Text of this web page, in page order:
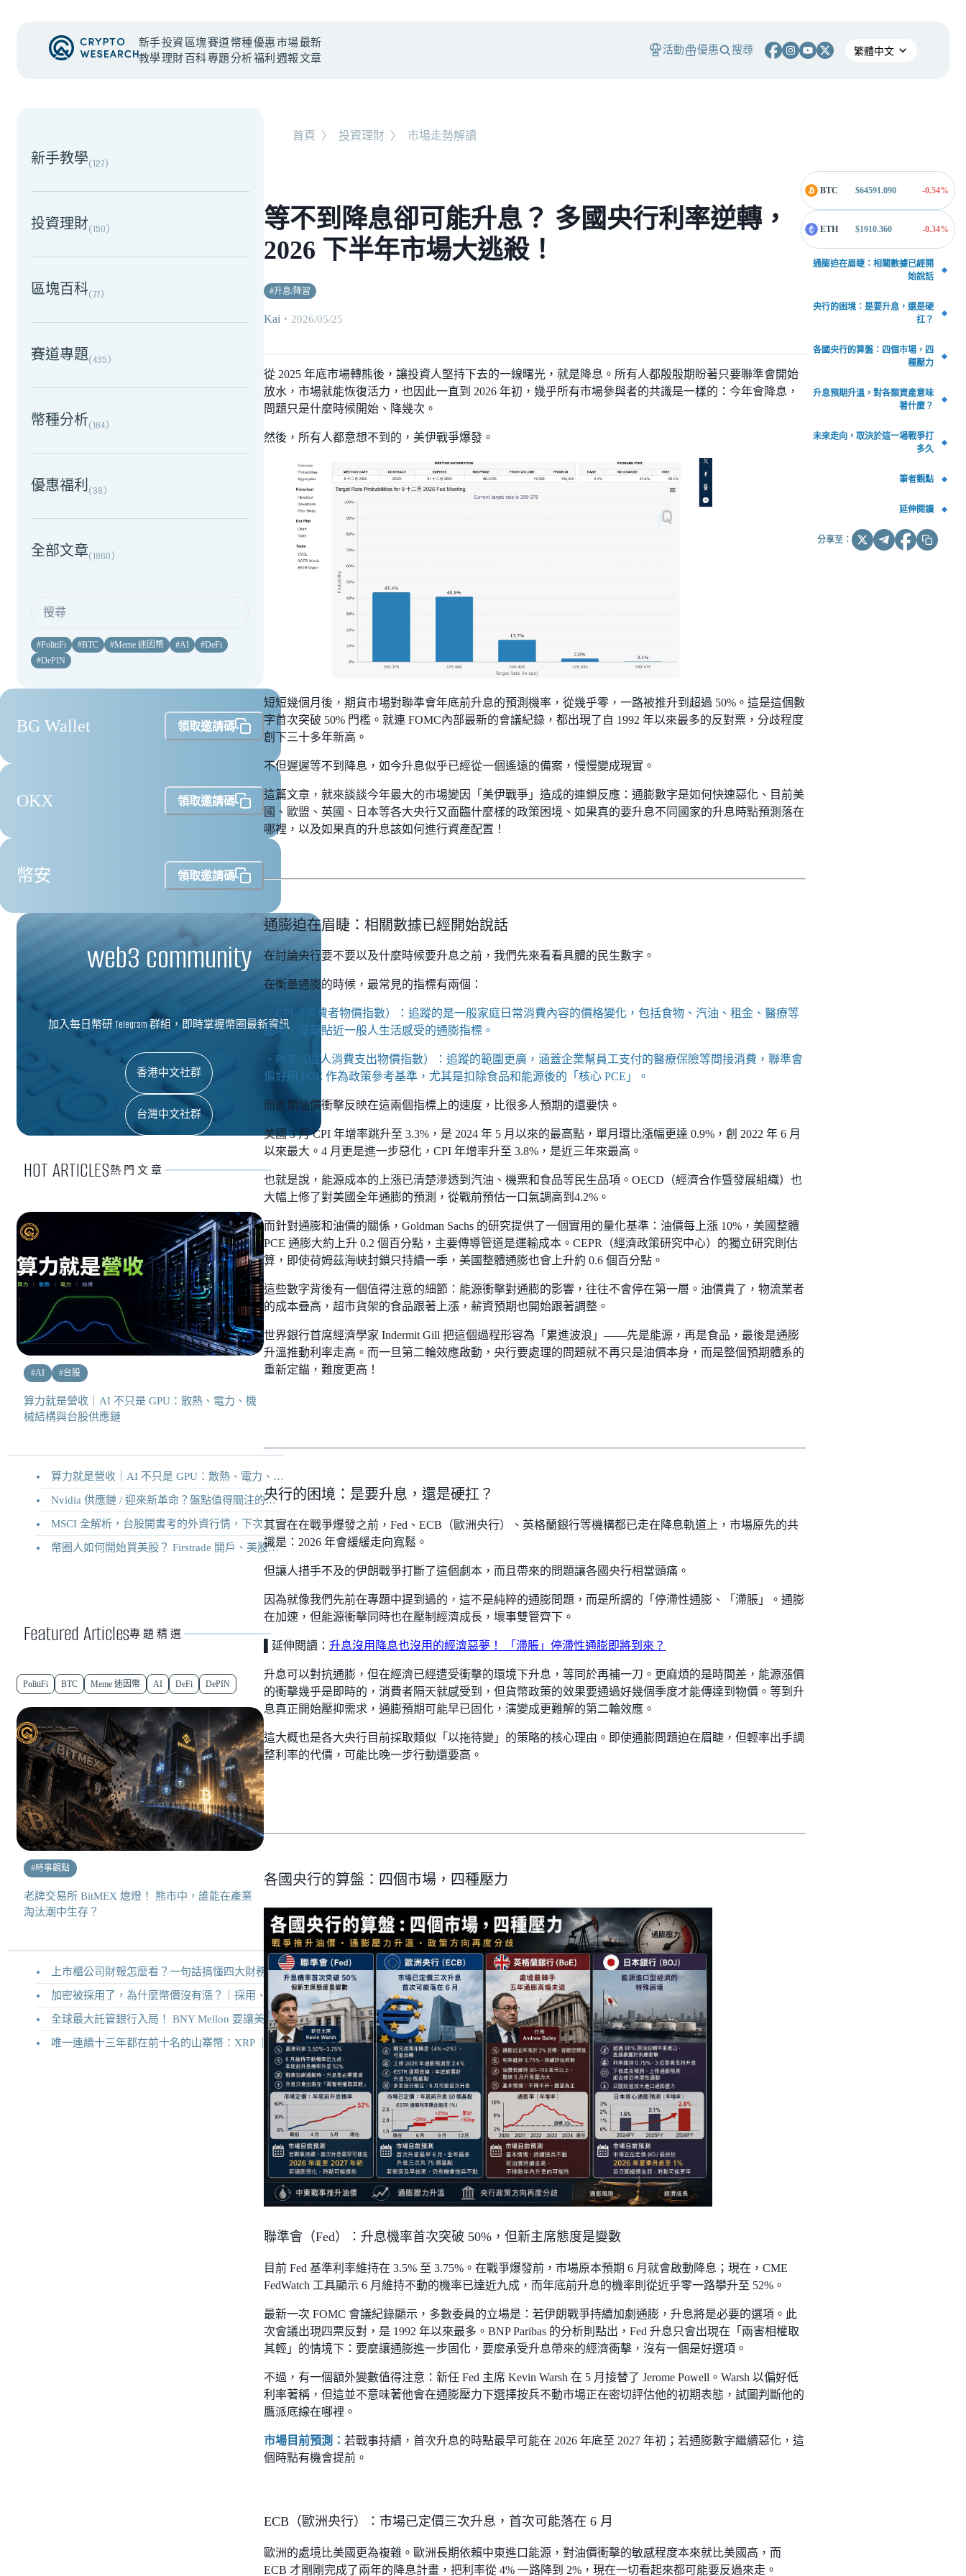
新手
教學
投資
理財
區塊
百科
賽道
專題
幣種
分析
優惠
福利
市場
週報
最新
文章
活動 優惠 搜尋
NEW EVENT
新手教學(127)
投資理財(150)
區塊百科(77)
賽道專題(435)
幣種分析(164)
優惠福利(38)
全部文章(1860)
#PolitiFi #BTC #Meme 迷因幣 #AI #DeFi
#DePIN
BG Wallet 領取邀請碼
OKX 領取邀請碼
幣安 領取邀請碼
web3 community
加入每日幣研 Telegram 群組，即時掌握幣圈最新資訊
香港中文社群
台灣中文社群
HOT ARTICLES熱門文章
#AI #台股
算力就是營收｜AI 不只是 GPU：散熱、電力、機
械結構與台股供應鏈
算力就是營收｜AI 不只是 GPU：散熱、電力、機械結構與台股供應鏈
Nvidia 供應鏈 / 迎來新革命？盤點值得關注的二十家供應鏈企業
MSCI 全解析，台股開書考的外資行情，下次調整你準備好了嗎？
幣圈人如何開始買美股？ Firstrade 開戶、美股交易機制完整教學
Featured Articles專題精選
PolitiFi BTC Meme 迷因幣 AI DeFi DePIN
#時事觀點
老牌交易所 BitMEX 熄燈！ 熊市中，誰能在產業
淘汰潮中生存？
上市櫃公司財報怎麼看？一句話搞懂四大財務報表
加密被採用了，為什麼幣價沒有漲？｜採用、收入與代幣價值捕獲
全球最大託管銀行入局！ BNY Mellon 要讓美債交易 24/7 不打烊
唯一連續十三年都在前十名的山寨幣：XRP ｜Ripple 2026 介紹
首頁 〉 投資理財 〉 市場走勢解讀
等不到降息卻可能升息？ 多國央行利率逆轉，
2026 下半年市場大逃殺！
#升息/降習
Kai ・ 2026/05/25
從 2025 年底市場轉熊後，讓投資人堅持下去的一線曙光，就是降息。所有人都殷殷期盼著只要聯準會開始
放水，市場就能恢復活力，也因此一直到 2026 年初，幾乎所有市場參與者的共識是一樣的：今年會降息，
問題只是什麼時候開始、降幾次。
然後，所有人都意想不到的，美伊戰爭爆發。
短短幾個月後，期貨市場對聯準會年底前升息的預測機率，從幾乎零，一路被推升到超過 50%。這是這個數
字首次突破 50% 門檻。就連 FOMC內部最新的會議紀錄，都出現了自 1992 年以來最多的反對票，分歧程度
創下三十多年新高。
不但遲遲等不到降息，如今升息似乎已經從一個遙遠的備案，慢慢變成現實。
這篇文章，就來談談今年最大的市場變因「美伊戰爭」造成的連鎖反應：通膨數字是如何快速惡化、目前美
國、歐盟、英國、日本等各大央行又面臨什麼樣的政策困境、如果真的要升息不同國家的升息時點預測落在
哪裡，以及如果真的升息該如何進行資產配置！
通膨迫在眉睫：相關數據已經開始說話
在討論央行要不要以及什麼時候要升息之前，我們先來看看具體的民生數字。
在衡量通膨的時候，最常見的指標有兩個：
・CPI（消費者物價指數）：追蹤的是一般家庭日常消費內容的價格變化，包括食物、汽油、租金、醫療等
品項，是最貼近一般人生活感受的通膨指標。
・PCE（個人消費支出物價指數）：追蹤的範圍更廣，涵蓋企業幫員工支付的醫療保險等間接消費，聯準會
偏好用 PCE 作為政策參考基準，尤其是扣除食品和能源後的「核心 PCE」。
而近期油價衝擊反映在這兩個指標上的速度，比很多人預期的還要快。
美國 3 月 CPI 年增率跳升至 3.3%，是 2024 年 5 月以來的最高點，單月環比漲幅更達 0.9%，創 2022 年 6 月
以來最大。4 月更是進一步惡化，CPI 年增率升至 3.8%，是近三年來最高。
也就是說，能源成本的上漲已清楚滲透到汽油、機票和食品等民生品項。OECD（經濟合作暨發展組織）也
大幅上修了對美國全年通膨的預測，從戰前預估一口氣調高到4.2%。
而針對通膨和油價的關係，Goldman Sachs 的研究提供了一個實用的量化基準：油價每上漲 10%，美國整體
PCE 通膨大約上升 0.2 個百分點，主要傳導管道是運輸成本。CEPR（經濟政策研究中心）的獨立研究則估
算，即使荷姆茲海峽封鎖只持續一季，美國整體通膨也會上升約 0.6 個百分點。
這些數字背後有一個值得注意的細節：能源衝擊對通膨的影響，往往不會停在第一層。油價貴了，物流業者
的成本疊高，超市貨架的食品跟著上漲，薪資預期也開始跟著調整。
世界銀行首席經濟學家 Indermit Gill 把這個過程形容為「累進波浪」——先是能源，再是食品，最後是通膨
升溫推動利率走高。而一旦第二輪效應啟動，央行要處理的問題就不再只是油價本身，而是整個預期體系的
重新定錨，難度更高！
央行的困境：是要升息，還是硬扛？
其實在在戰爭爆發之前，Fed、ECB（歐洲央行）、英格蘭銀行等機構都已走在降息軌道上，市場原先的共
識是：2026 年會緩緩走向寬鬆。
但讓人措手不及的伊朗戰爭打斷了這個劇本，而且帶來的問題讓各國央行相當頭痛。
因為就像我們先前在專題中提到過的，這不是純粹的通膨問題，而是所謂的「停滯性通膨、「滯脹」。通膨
在加速，但能源衝擊同時也在壓制經濟成長，壞事雙管齊下。
▌延伸閱讀： 升息沒用降息也沒用的經濟惡夢！ 「滯脹」停滯性通膨即將到來？
升息可以對抗通膨，但在經濟已經遭受衝擊的環境下升息，等同於再補一刀。更麻煩的是時間差，能源漲價
的衝擊幾乎是即時的，消費者隔天就感受到，但貨幣政策的效果要通過好幾個季度才能傳達到物價。等到升
息真正開始壓抑需求，通膨預期可能早已固化，演變成更難解的第二輪效應。
這大概也是各大央行目前採取類似「以拖待變」的策略的核心理由。即使通膨問題迫在眉睫，但輕率出手調
整利率的代價，可能比晚一步行動還要高。
各國央行的算盤：四個市場，四種壓力
聯準會（Fed）：升息機率首次突破 50%，但新主席態度是變數
目前 Fed 基準利率維持在 3.5% 至 3.75%。在戰爭爆發前，市場原本預期 6 月就會啟動降息；現在，CME
FedWatch 工具顯示 6 月維持不動的機率已達近九成，而年底前升息的機率則從近乎零一路攀升至 52%。
最新一次 FOMC 會議紀錄顯示，多數委員的立場是：若伊朗戰爭持續加劇通膨，升息將是必要的選項。此
次會議出現四票反對，是 1992 年以來最多。BNP Paribas 的分析則點出，Fed 升息只會出現在「兩害相權取
其輕」的情境下：要麼讓通膨進一步固化，要麼承受升息帶來的經濟衝擊，沒有一個是好選項。
不過，有一個額外變數值得注意：新任 Fed 主席 Kevin Warsh 在 5 月接替了 Jerome Powell。Warsh 以偏好低
利率著稱，但這並不意味著他會在通膨壓力下選擇按兵不動市場正在密切評估他的初期表態，試圖判斷他的
鷹派底線在哪裡。
市場目前預測： 若戰事持續，首次升息的時點最早可能在 2026 年底至 2027 年初；若通膨數字繼續惡化，這
個時點有機會提前。
ECB（歐洲央行）：市場已定價三次升息，首次可能落在 6 月
歐洲的處境比美國更為複雜。歐洲長期依賴中東進口能源，對油價衝擊的敏感程度本來就比美國高，而
ECB 才剛剛完成了兩年的降息計畫，把利率從 4% 一路降到 2%，現在一切看起來都可能要反過來走。
BTC $64591.090 -0.54%
ETH $1910.360 -0.34%
通膨迫在眉睫：相關數據已經開
始說話
央行的困境：是要升息，還是硬
扛？
各國央行的算盤：四個市場，四
種壓力
升息預期升溫，對各類資產意味
著什麼？
未來走向，取決於這一場戰爭打
多久
筆者觀點
延伸閱讀
分享至：